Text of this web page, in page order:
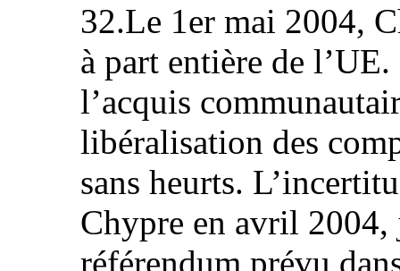
32.Le 1er mai 2004,
à part entière de
l’acquis
libéralisation des
sans heurts.
Chypre en avril 2004,
référendum prévu